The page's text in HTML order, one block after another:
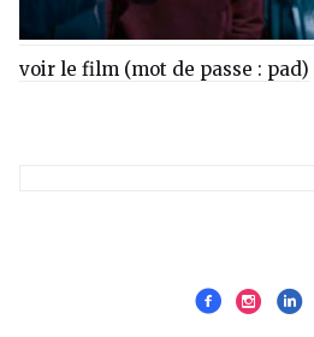
voir le film (mot de passe : pad)